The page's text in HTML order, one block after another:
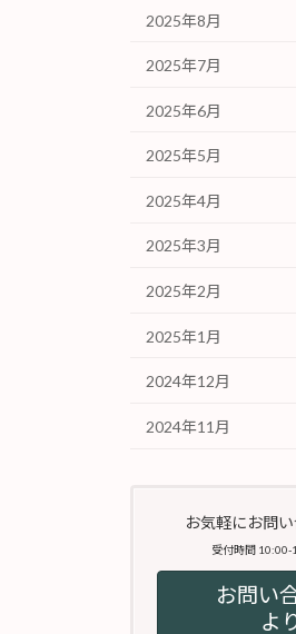
2025年8月
2025年7月
2025年6月
2025年5月
2025年4月
2025年3月
2025年2月
2025年1月
2024年12月
2024年11月
お気軽にお問い
受付時間 10:00-
お問い
よ